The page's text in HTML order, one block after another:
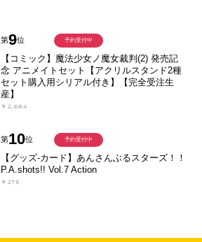
第9位
【コミック】魔法少女ノ魔女裁判(2) 発売記
念 アニメイトセット【アクリルスタンド2種
セット購入用シリアル付き】【完全受注生
産】
￥2,684
予約受付中
第10位
【グッズ-カード】あんさんぶるスターズ！！
P.A.shots!! Vol.7 Action
￥275
予約受付中